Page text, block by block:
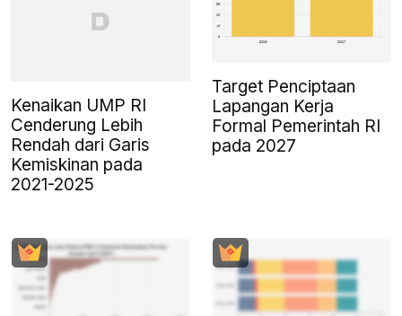
Kenaikan UMP RI
Cenderung Lebih
Rendah dari Garis
Kemiskinan pada
2021-2025
Target Penciptaan
Lapangan Kerja
Formal Pemerintah RI
pada 2027